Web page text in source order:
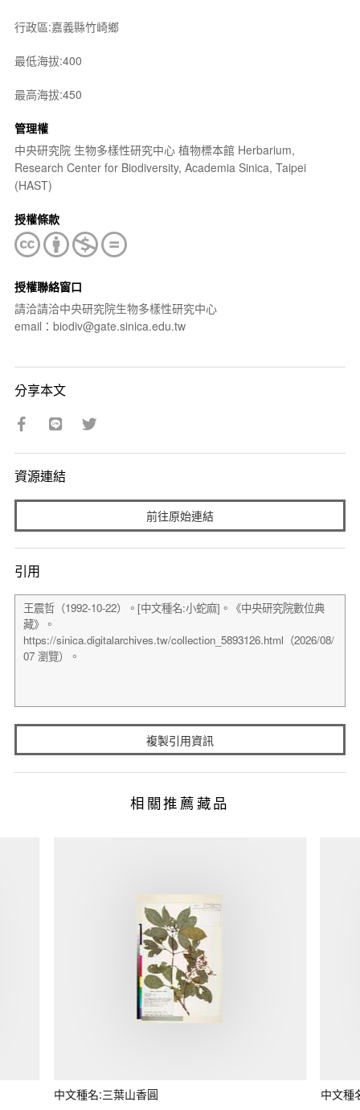
行政區:嘉義縣竹崎鄉
最低海拔:400
最高海拔:450
管理權
中央研究院 生物多樣性研究中心 植物標本館 Herbarium,
Research Center for Biodiversity, Academia Sinica, Taipei
(HAST)
授權條款
授權聯絡窗口
請洽請洽中央研究院生物多樣性研究中心
email：biodiv@gate.sinica.edu.tw
分享本文
資源連結
前往原始連結
引用
複製引用資訊
相關推薦藏品
中文種名:三葉山香圓 中文種